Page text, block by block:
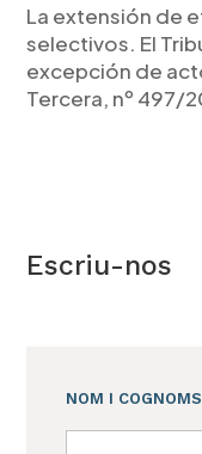
La extensión de
selectivos. El
excepción de
Tercera, nº 497/
Escriu-nos
NOM I COGNOMS